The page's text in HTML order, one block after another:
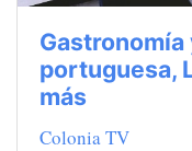
portuguesa,
más
Colonia TV